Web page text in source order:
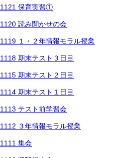
1121 保育実習①
1120 読み聞かせの会
1119 １・２年情報モラル授業
1118 期末テスト３日目
1115 期末テスト２日目
1114 期末テスト１日目
1113 テスト前学習会
1112 ３年情報モラル授業
1111 集会